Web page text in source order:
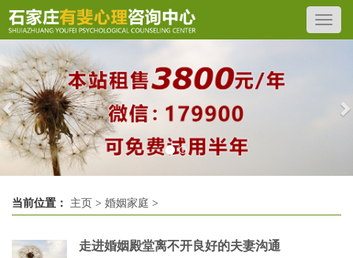
Previous
当前位置： 主页 > 婚姻家庭 >
走进婚姻殿堂离不开良好的夫妻沟通